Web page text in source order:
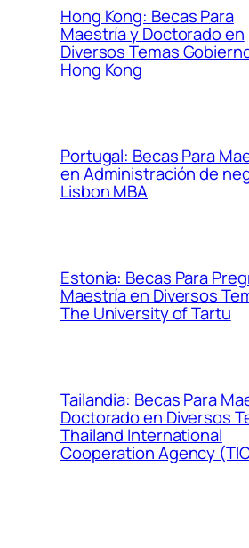
Hong Kong: Becas Para
Maestría y Doctorado en
Diversos Temas
Hong Kong
Portugal: Becas Para
en Administración de
Lisbon MBA
Estonia: Becas Para
Maestría en Diversos
The University of Tartu
Tailandia: Becas Para
Doctorado en Diversos
Thailand International
Cooperation Agency